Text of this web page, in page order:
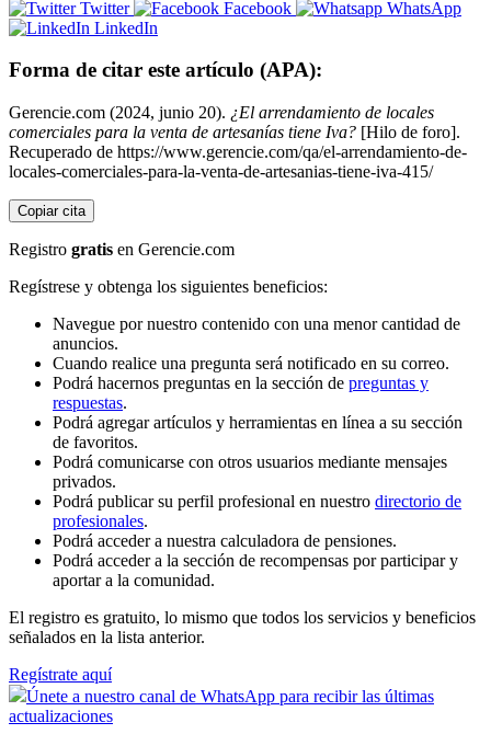
Twitter
Facebook
WhatsApp
LinkedIn
Forma de citar este artículo (APA):
Gerencie.com (2024, junio 20). ¿El arrendamiento de locales
comerciales para la venta de artesanías tiene Iva? [Hilo de foro].
Recuperado de https://www.gerencie.com/qa/el-arrendamiento-de-
locales-comerciales-para-la-venta-de-artesanias-tiene-iva-415/
Copiar cita
Registro gratis en Gerencie.com
Regístrese y obtenga los siguientes beneficios:
Navegue por nuestro contenido con una menor cantidad de
anuncios.
Cuando realice una pregunta será notificado en su correo.
Podrá hacernos preguntas en la sección de preguntas y
respuestas.
Podrá agregar artículos y herramientas en línea a su sección
de favoritos.
Podrá comunicarse con otros usuarios mediante mensajes
privados.
Podrá publicar su perfil profesional en nuestro directorio de
profesionales.
Podrá acceder a nuestra calculadora de pensiones.
Podrá acceder a la sección de recompensas por participar y
aportar a la comunidad.
El registro es gratuito, lo mismo que todos los servicios y beneficios
señalados en la lista anterior.
Regístrate aquí
Únete a nuestro canal de WhatsApp para recibir las últimas
actualizaciones